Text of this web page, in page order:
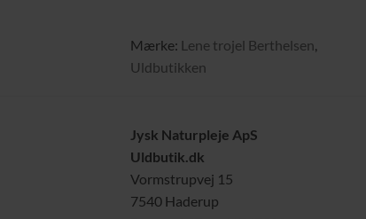
Mærke: Lene trojel Berthelsen,
Uldbutikken
Jysk Naturpleje ApS
Uldbutik.dk
Vormstrupvej 15
7540 Haderup